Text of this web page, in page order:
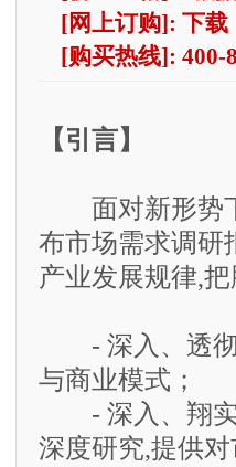
[网上订购]: 下
[购买热线]:
【引言】
面对新形势下
布市场需求调研
产业发展规律,
- 深入、透彻
与商业模式；
- 深入、翔实
深度研究,提供